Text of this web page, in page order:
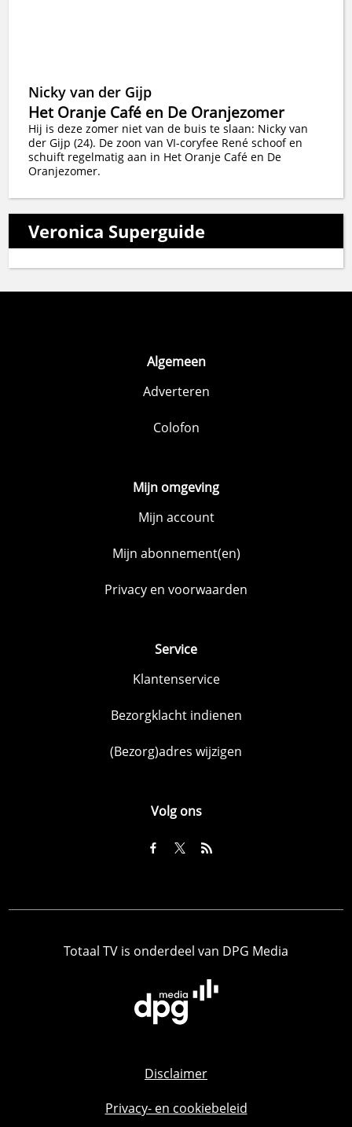
Nicky van der Gijp
Het Oranje Café en De Oranjezomer
Hij is deze zomer niet van de buis te slaan: Nicky van
der Gijp (24). De zoon van VI-coryfee René schoof en
schuift regelmatig aan in Het Oranje Café en De
Oranjezomer.
Veronica Superguide
Algemeen
Adverteren
Colofon
Mijn omgeving
Mijn account
Mijn abonnement(en)
Privacy en voorwaarden
Service
Klantenservice
Bezorgklacht indienen
(Bezorg)adres wijzigen
Volg ons
Totaal TV is onderdeel van DPG Media
Disclaimer
Privacy- en cookiebeleid